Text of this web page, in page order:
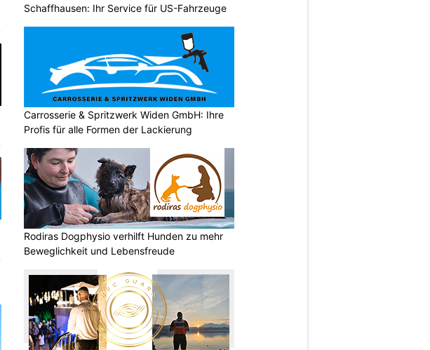
Schaffhausen: Ihr Service für US-Fahrzeuge
Carrosserie & Spritzwerk Widen GmbH: Ihre
Profis für alle Formen der Lackierung
Rodiras Dogphysio verhilft Hunden zu mehr
Beweglichkeit und Lebensfreude